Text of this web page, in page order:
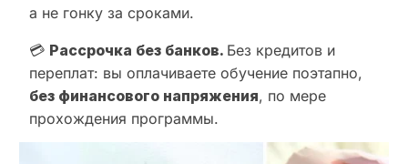
а не гонку за сроками.
💳 Рассрочка без банков. Без кредитов и
переплат: вы оплачиваете обучение поэтапно,
без финансового напряжения, по мере
прохождения программы.